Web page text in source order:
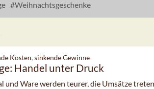
Weihnachtsgeschenke
Kosten, sinkende Gewinne
Handel unter Druck
und Ware werden teurer, die Umsätze